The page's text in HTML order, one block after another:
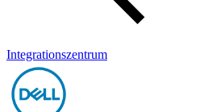
Integrationszentrum